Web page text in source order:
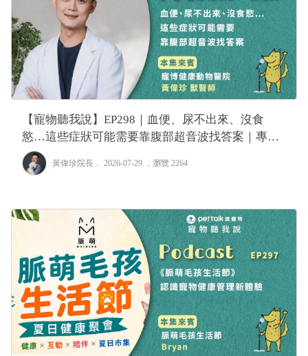
【寵物聽我說】EP298｜血便、尿不出來、沒食
慾…這些症狀可能需要靠腹部超音波找答案｜專業
獸醫—黃偉珍
黃偉珍院長 ． 2026-07-29 ． 瀏覽 2264